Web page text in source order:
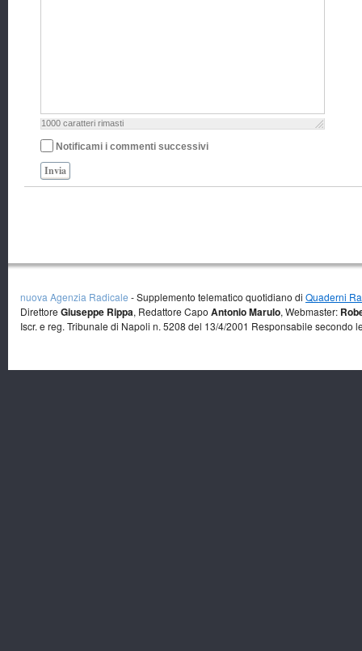
1000 caratteri rimasti
Notificami i commenti successivi
Invia
nuova Agenzia Radicale - Supplemento telematico quotidiano di Quaderni
Direttore Giuseppe Rippa, Redattore Capo Antonio Marulo, Webmaster:
Iscr. e reg. Tribunale di Napoli n. 5208 del 13/4/2001 Responsabile secondo